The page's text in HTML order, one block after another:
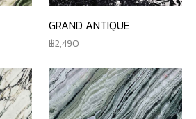
GRAND ANTIQUE
2,490